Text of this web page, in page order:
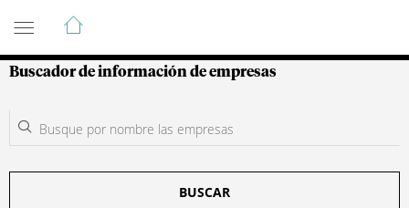
Guía de Empresas Colombianas
Buscador de información de empresas
BUSCAR